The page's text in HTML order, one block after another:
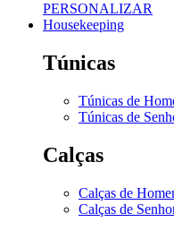
PERSONALIZAR
Housekeeping
Túnicas
Túnicas de
Túnicas de
Calças
Calças de
Calças de